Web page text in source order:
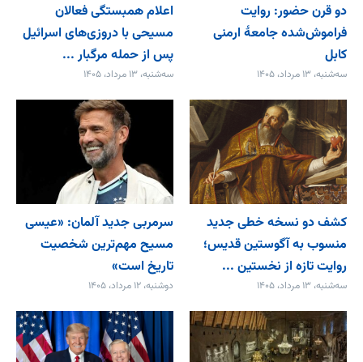
دو قرن حضور: روایت
فراموش‌شده جامعۀ ارمنی
کابل
سه‌شنبه، ۱۳ مرداد، ۱۴۰۵
اعلام همبستگی فعالان
مسیحی با دروزی‌های اسرائیل
پس از حمله مرگبار ...
سه‌شنبه، ۱۳ مرداد، ۱۴۰۵
کشف دو نسخه خطی جدید
منسوب به آگوستین قدیس؛
روایت تازه از نخستین ...
سه‌شنبه، ۱۳ مرداد، ۱۴۰۵
سرمربی جدید آلمان: «عیسی
مسیح مهم‌ترین شخصیت
تاریخ است»
دوشنبه، ۱۲ مرداد، ۱۴۰۵